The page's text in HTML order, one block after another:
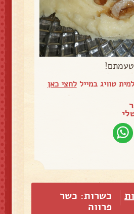
טוויג במייללחצי כאן
כשרות: כשר
פרווה